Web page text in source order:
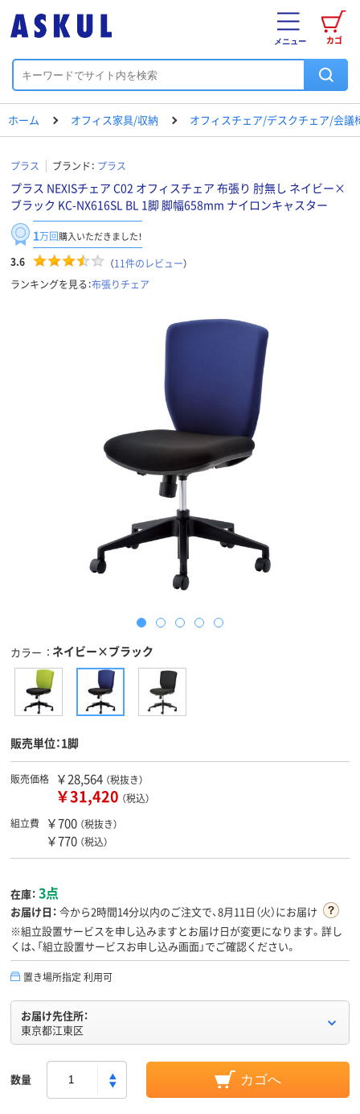
カゴ
メニュー
ホーム オフィス家具/収納 オフィスチェア/デスクチェア/会議
プラス ブランド： プラス
プラス NEXISチェア C02 オフィスチェア 布張り 肘無し ネイビー×
ブラック KC-NX616SL BL 1脚 脚幅658mm ナイロンキャスター
1万回購入いただきました！
3.6 （11件のレビュー）
ランキングを見る：布張りチェア
カラー ネイビー×ブラック
販売単位：1脚
販売価格 ￥28,564 （税抜き）
￥31,420 （税込）
組立費
￥700 （税抜き）
￥770 （税込）
在庫： 3点
お届け日： 今から2時間14分以内のご注文で、8月11日（火）にお届け
※組立設置サービスを申し込みますとお届け日が変更になります。詳し
くは、「組立設置サービスお申し込み画面」でご確認ください。
置き場所指定 利用可
お届け先住所：
東京都江東区
数量 カゴへ